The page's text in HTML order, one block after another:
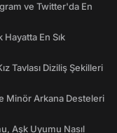
ve Twitter'da En
En Sık
Tavlası Diziliş Şekilleri
Minör Arkana Desteleri
Aşk Uyumu Nasıl